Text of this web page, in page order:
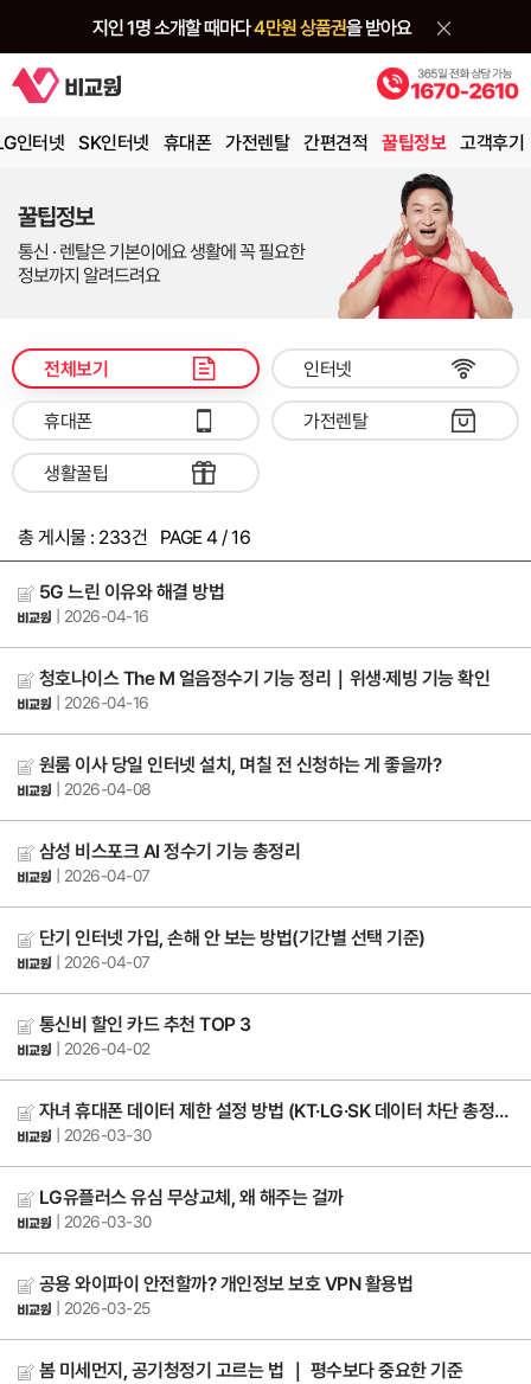
인터넷 SK인터넷 휴대폰 가전렌탈 간편견적 꿀팁정보 고객후기
꿀팁정보
통신 · 렌탈은 기본이에요 생활에 꼭 필요한
정보까지 알려드려요
전체보기 인터넷
휴대폰 가전렌탈
생활꿀팁
총 게시물 : 233건 PAGE 4 / 16
5G 느린 이유와 해결 방법
| 2026-04-16
청호나이스 The M 얼음정수기 기능 정리｜위생·제빙 기능 확인
| 2026-04-16
원룸 이사 당일 인터넷 설치, 며칠 전 신청하는 게 좋을까?
| 2026-04-08
삼성 비스포크 AI 정수기 기능 총정리
| 2026-04-07
단기 인터넷 가입, 손해 안 보는 방법(기간별 선택 기준)
| 2026-04-07
통신비 할인 카드 추천 TOP 3
| 2026-04-02
자녀 휴대폰 데이터 제한 설정 방법 (KT·LG·SK 데이터 차단 총정리)
| 2026-03-30
LG유플러스 유심 무상교체, 왜 해주는 걸까
| 2026-03-30
공용 와이파이 안전할까? 개인정보 보호 VPN 활용법
| 2026-03-25
봄 미세먼지, 공기청정기 고르는 법 ｜ 평수보다 중요한 기준